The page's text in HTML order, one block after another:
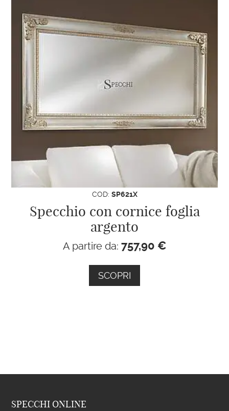
COD: SP621X
Specchio con cornice foglia
argento
A partire da: 757,90 €
SCOPRI
SPECCHI ONLINE